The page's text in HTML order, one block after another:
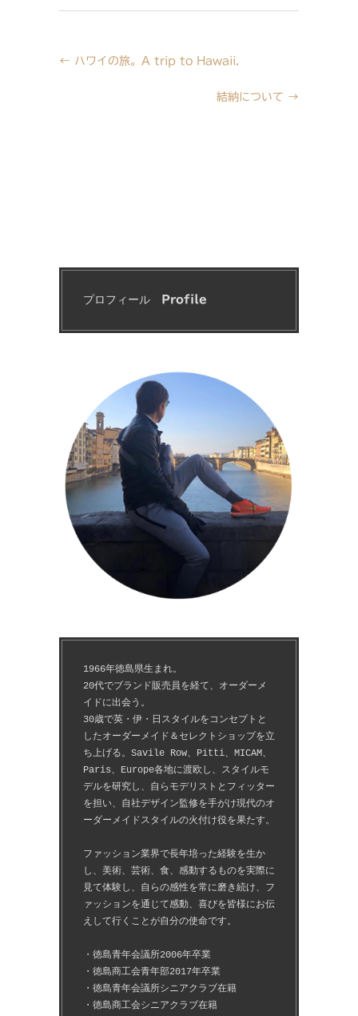
← ハワイの旅。A trip to Hawaii.
結納について →
プロフィール Profile
1966年徳島県生まれ。
20代でブランド販売員を経て、オーダーメ
イドに出会う。
30歳で英・伊・日スタイルをコンセプトと
したオーダーメイド＆セレクトショップを立
ち上げる。Savile Row、Pitti、MICAM、
Paris、Europe各地に渡欧し、スタイルモ
デルを研究し、自らモデリストとフィッター
を担い、自社デザイン監修を手がけ現代のオ
ーダーメイドスタイルの火付け役を果たす。
ファッション業界で長年培った経験を生か
し、美術、芸術、食、感動するものを実際に
見て体験し、自らの感性を常に磨き続け、フ
ァッションを通じて感動、喜びを皆様にお伝
えして行くことが自分の使命です。
・徳島青年会議所2006年卒業
・徳島商工会青年部2017年卒業
・徳島青年会議所シニアクラブ在籍
・徳島商工会シニアクラブ在籍